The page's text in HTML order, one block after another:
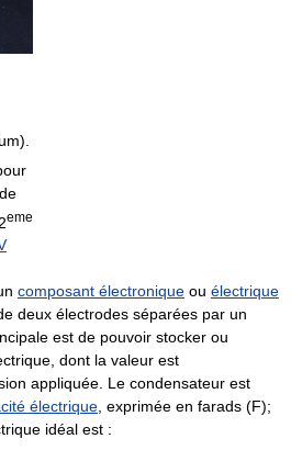
eme
composant électronique ou électrique
deux électrodes séparées par un
est de pouvoir stocker ou
dont la valeur est
appliquée. Le condensateur est
électrique, exprimée en farads (F);
idéal est :